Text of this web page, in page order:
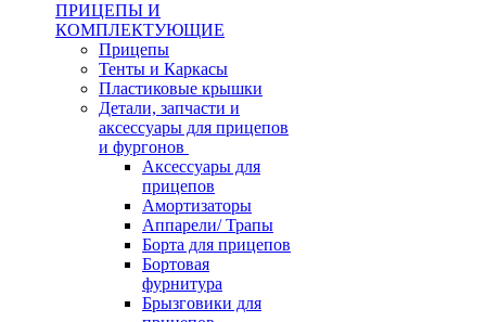
ПРИЦЕПЫ И
КОМПЛЕКТУЮЩИЕ
Прицепы
Тенты и Каркасы
Пластиковые крышки
Детали, запчасти и
аксессуары для прицепов
и фургонов
Аксессуары для
прицепов
Амортизаторы
Аппарели/ Трапы
Борта для прицепов
Бортовая
фурнитура
Брызговики для